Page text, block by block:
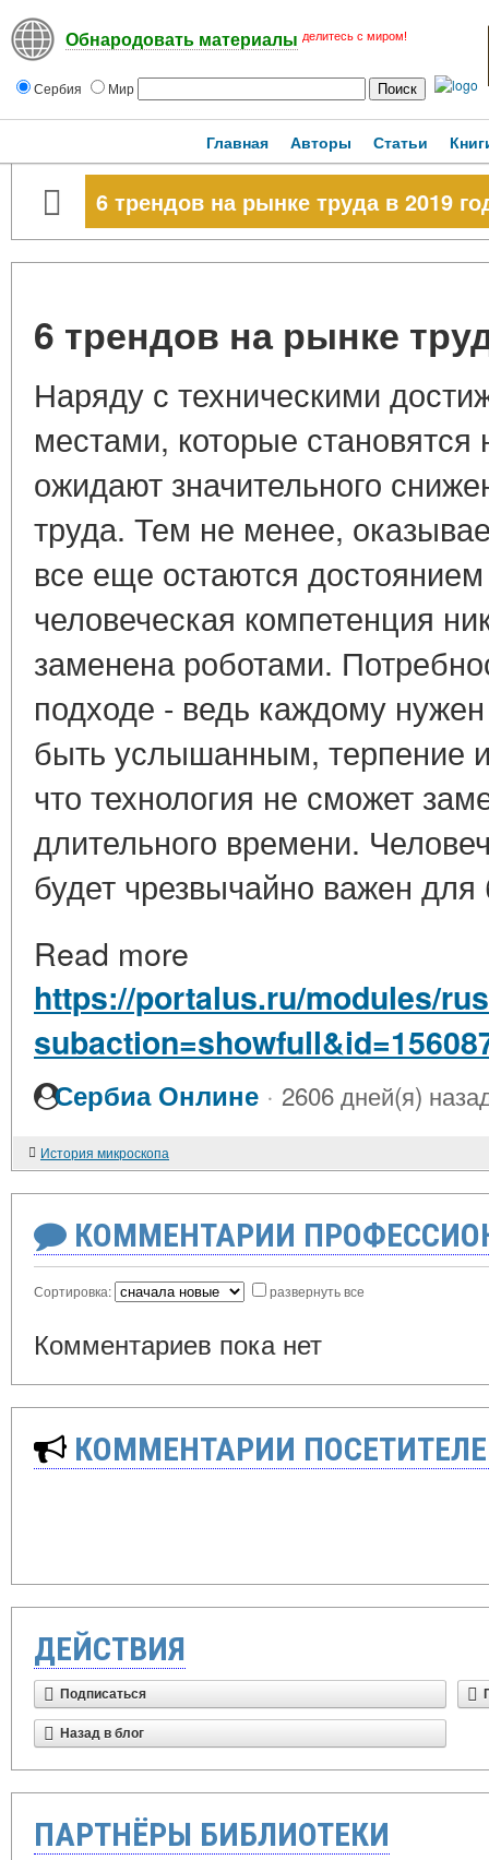
Обнародовать материалы делитесь с миром!
Сербия Мир
Главная Авторы Статьи
6 трендов на рынке труда в 2019
6 трендов на рынке
Наряду с техническими
местами, которые
ожидают значительного
труда. Тем не менее,
все еще остаются
человеческая компетенция
заменена роботами.
подходе - ведь каждому
быть услышанным, терпение и
что технология не сможет
длительного времени.
будет чрезвычайно важен
Read more
https://portalus.ru/modules/
Сербиа Онлине · 2606 дней(я)
История микроскопа
КОММЕНТАРИИ
Сортировка: развернуть все
Комментариев пока нет
КОММЕНТАРИИ
ДЕЙСТВИЯ
Подписаться
Назад в блог
ПАРТНЁРЫ БИБЛИОТЕКИ